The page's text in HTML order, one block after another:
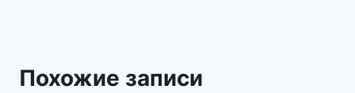
Похожие записи